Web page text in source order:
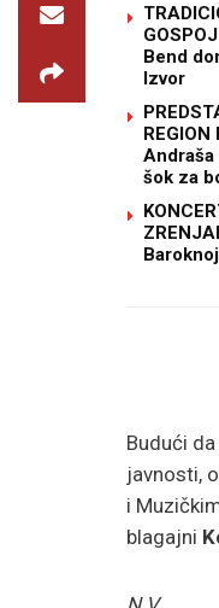
Bend
Izvor
šok za
Budući
javnosti,
i
blagajni